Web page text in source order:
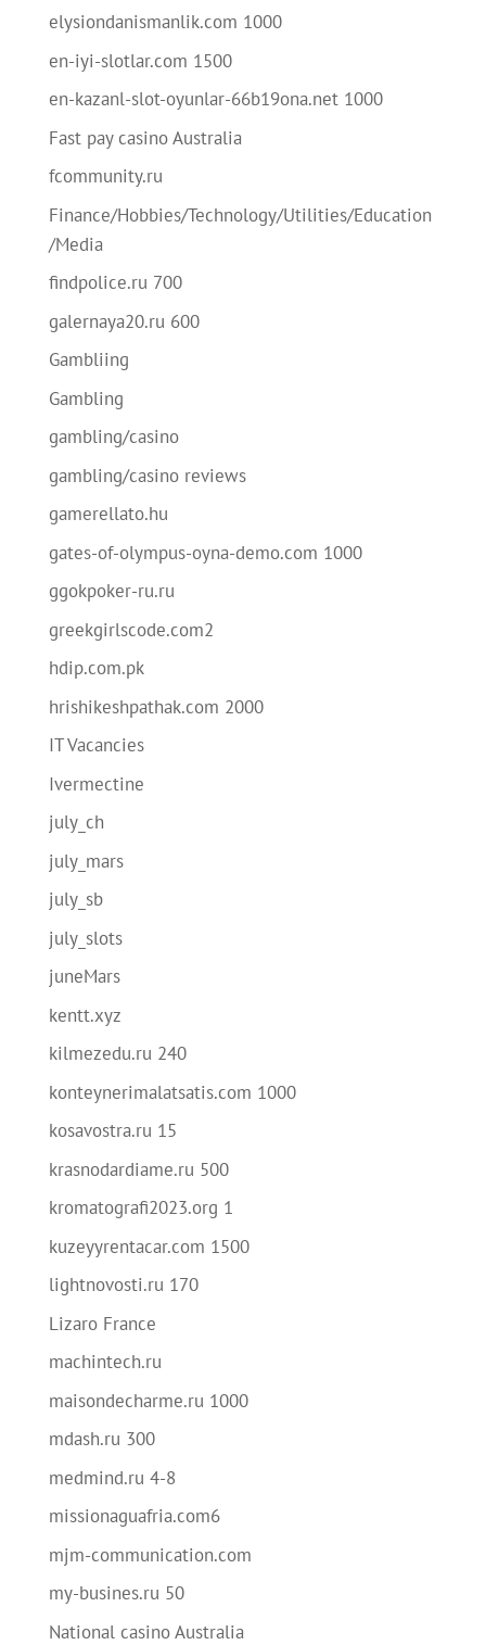
elysiondanismanlik.com 1000
en-iyi-slotlar.com 1500
en-kazanl-slot-oyunlar-66b19ona.net 1000
Fast pay casino Australia
fcommunity.ru
Finance/Hobbies/Technology/Utilities/Education
/Media
findpolice.ru 700
galernaya20.ru 600
Gambliing
Gambling
gambling/casino
gambling/casino reviews
gamerellato.hu
gates-of-olympus-oyna-demo.com 1000
ggokpoker-ru.ru
greekgirlscode.com2
hdip.com.pk
hrishikeshpathak.com 2000
IT Vacancies
Ivermectine
july_ch
july_mars
july_sb
july_slots
juneMars
kentt.xyz
kilmezedu.ru 240
konteynerimalatsatis.com 1000
kosavostra.ru 15
krasnodardiame.ru 500
kromatografi2023.org 1
kuzeyyrentacar.com 1500
lightnovosti.ru 170
Lizaro France
machintech.ru
maisondecharme.ru 1000
mdash.ru 300
medmind.ru 4-8
missionaguafria.com6
mjm-communication.com
my-busines.ru 50
National casino Australia